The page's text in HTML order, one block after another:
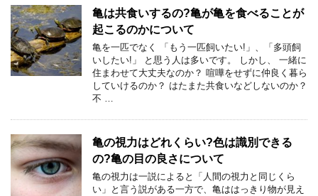
亀は共食いするの?亀が亀を食べることが
起こるのかについて
亀を一匹でなく 「もう一匹飼いたい!」、「多頭飼
いしたい!」 と思う人は多いです。 しかし、 一緒に
住まわせて大丈夫なのか？ 喧嘩をせずに仲良く暮ら
していけるのか？ はたまた共食いなどしないのか？
不 …
亀の視力はどれくらい?色は識別できる
の?亀の目の良さについて
亀の視力は一説によると「人間の視力と同じくら
い」と言う説がある一方で、亀ははっきり物が見え